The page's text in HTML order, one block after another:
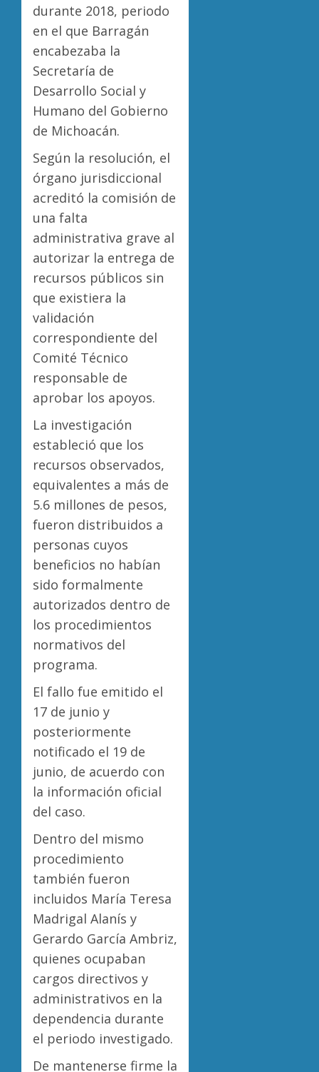
durante 2018, periodo
en el que Barragán
encabezaba la
Secretaría de
Desarrollo Social y
Humano del Gobierno
de Michoacán.
Según la resolución, el
órgano jurisdiccional
acreditó la comisión de
una falta
administrativa grave al
autorizar la entrega de
recursos públicos sin
que existiera la
validación
correspondiente del
Comité Técnico
responsable de
aprobar los apoyos.
La investigación
estableció que los
recursos observados,
equivalentes a más de
5.6 millones de pesos,
fueron distribuidos a
personas cuyos
beneficios no habían
sido formalmente
autorizados dentro de
los procedimientos
normativos del
programa.
El fallo fue emitido el
17 de junio y
posteriormente
notificado el 19 de
junio, de acuerdo con
la información oficial
del caso.
Dentro del mismo
procedimiento
también fueron
incluidos María Teresa
Madrigal Alanís y
Gerardo García Ambriz,
quienes ocupaban
cargos directivos y
administrativos en la
dependencia durante
el periodo investigado.
De mantenerse firme la